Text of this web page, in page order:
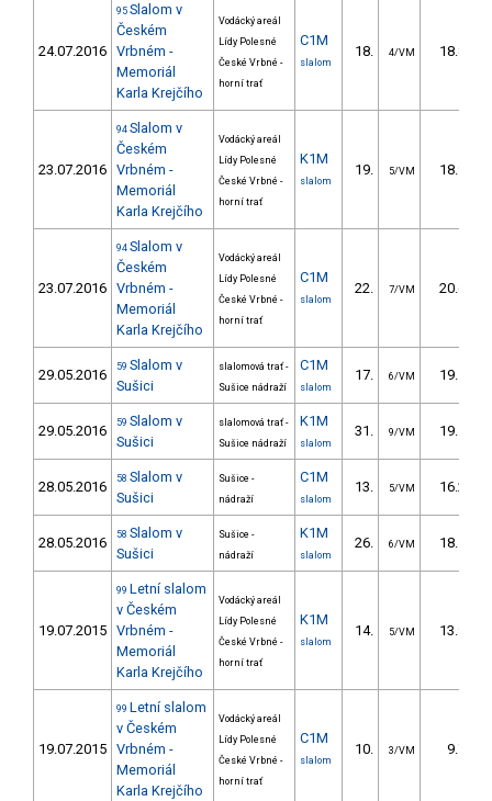
24.07.2016
95 Slalom v
Českém
Vrbném -
Memoriál
Karla Krejčího
Vodácký areál
Lídy Polesné
České Vrbné -
horní trať
C1M
slalom
18. 4/VM 18.84
23.07.2016
94 Slalom v
Českém
Vrbném -
Memoriál
Karla Krejčího
Vodácký areál
Lídy Polesné
České Vrbné -
horní trať
K1M
slalom
19. 5/VM 18.99
23.07.2016
94 Slalom v
Českém
Vrbném -
Memoriál
Karla Krejčího
Vodácký areál
Lídy Polesné
České Vrbné -
horní trať
C1M
slalom
22. 7/VM 20.62
29.05.2016 59 Slalom v
Sušici
slalomová trať -
Sušice nádraží
C1M
slalom
17. 6/VM 19.15
29.05.2016 59 Slalom v
Sušici
slalomová trať -
Sušice nádraží
K1M
slalom
31. 9/VM 19.14
28.05.2016 58 Slalom v
Sušici
Sušice -
nádraží
C1M
slalom
13. 5/VM 16.28
28.05.2016 58 Slalom v
Sušici
Sušice -
nádraží
K1M
slalom
26. 6/VM 18.19
19.07.2015
99 Letní slalom
v Českém
Vrbném -
Memoriál
Karla Krejčího
Vodácký areál
Lídy Polesné
České Vrbné -
horní trať
K1M
slalom
14. 5/VM 13.98
19.07.2015
99 Letní slalom
v Českém
Vrbném -
Memoriál
Karla Krejčího
Vodácký areál
Lídy Polesné
České Vrbné -
horní trať
C1M
slalom
10. 3/VM 9.78